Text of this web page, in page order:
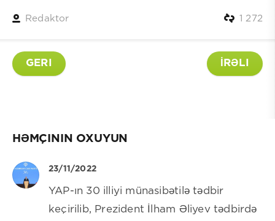
Redaktor 1 272
GERI İRƏLI
HƏMÇININ OXUYUN
23/11/2022
YAP-ın 30 illiyi münasibətilə tədbir
keçirilib, Prezident İlham Əliyev tədbirdə